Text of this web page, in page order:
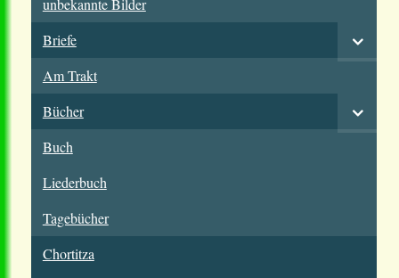
unbekannte Bilder
Briefe
Am Trakt
Bücher
Buch
Liederbuch
Tagebücher
Chortitza